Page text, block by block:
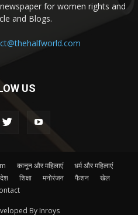
for women rights and
and Blogs.
US
कानून और महिलाएं
धर्म और महिलाएं
शिक्षा मनोरंजन फैशन
खेल
By Inroys